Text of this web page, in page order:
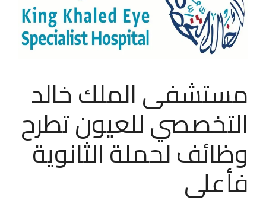
مستشفى الملك خالد
التخصصي للعيون تطرح
وظائف لحملة الثانوية
فأعلى